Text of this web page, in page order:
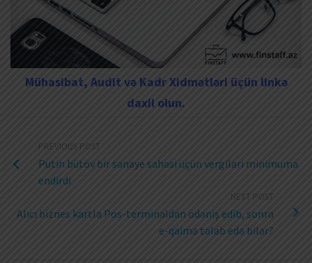
Mühasibat, Audit və Kadr Xidmətləri üçün linkə
daxil olun.
PREVIOUS POST
Putin bütöv bir sənaye sahəsi üçün vergiləri minimuma
endirdi
NEXT POST
Alıcı biznes kartla Pos-terminaldan ödəniş edib, sonra
e-qaimə tələb edə bilər?